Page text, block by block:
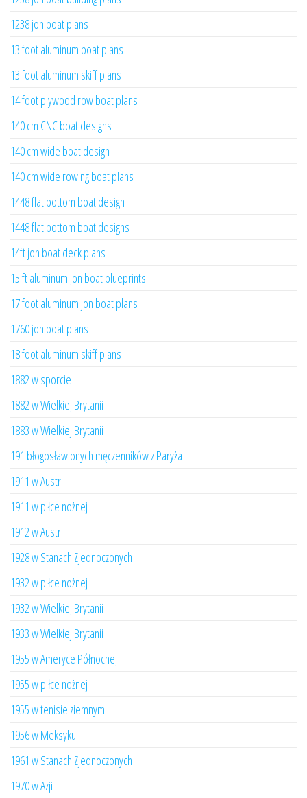
1238 jon boat plans
13 foot aluminum boat plans
13 foot aluminum skiff plans
14 foot plywood row boat plans
140 cm CNC boat designs
140 cm wide boat design
140 cm wide rowing boat plans
1448 flat bottom boat design
1448 flat bottom boat designs
14ft jon boat deck plans
15 ft aluminum jon boat blueprints
17 foot aluminum jon boat plans
1760 jon boat plans
18 foot aluminum skiff plans
1882 w sporcie
1882 w Wielkiej Brytanii
1883 w Wielkiej Brytanii
191 błogosławionych męczenników z Paryża
1911 w Austrii
1911 w piłce nożnej
1912 w Austrii
1928 w Stanach Zjednoczonych
1932 w piłce nożnej
1932 w Wielkiej Brytanii
1933 w Wielkiej Brytanii
1955 w Ameryce Północnej
1955 w piłce nożnej
1955 w tenisie ziemnym
1956 w Meksyku
1961 w Stanach Zjednoczonych
1970 w Azji